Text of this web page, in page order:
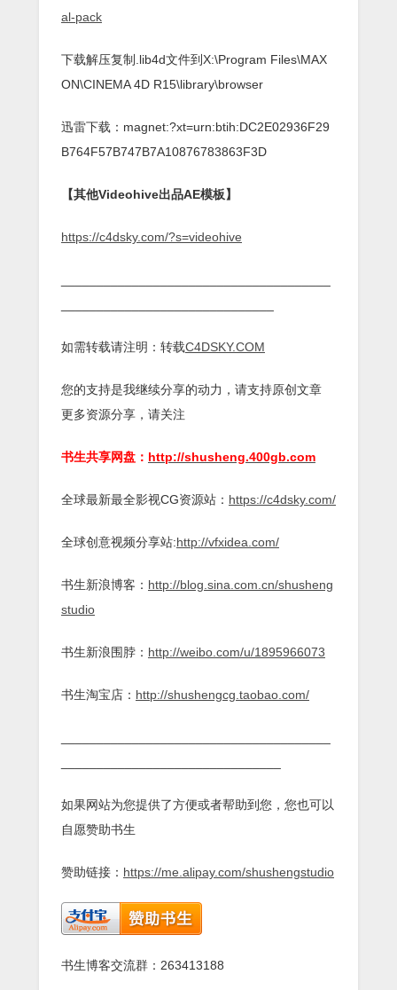
al-pack
下载解压复制.lib4d文件到X:\Program Files\MAX
ON\CINEMA 4D R15\library\browser
迅雷下载：magnet:?xt=urn:btih:DC2E02936F29
B764F57B747B7A10876783863F3D
【其他Videohive出品AE模板】
https://c4dsky.com/?s=videohive
如需转载请注明：转载C4DSKY.COM
您的支持是我继续分享的动力，请支持原创文章
更多资源分享，请关注
书生共享网盘： http://shusheng.400gb.com
全球最新最全影视CG资源站： https://c4dsky.com/
全球创意视频分享站:http://vfxidea.com/
书生新浪博客： http://blog.sina.com.cn/shusheng
studio
书生新浪围脖： http://weibo.com/u/1895966073
书生淘宝店： http://shushengcg.taobao.com/
如果网站为您提供了方便或者帮助到您，您也可以
自愿赞助书生
赞助链接： https://me.alipay.com/shushengstudio
书生博客交流群：263413188